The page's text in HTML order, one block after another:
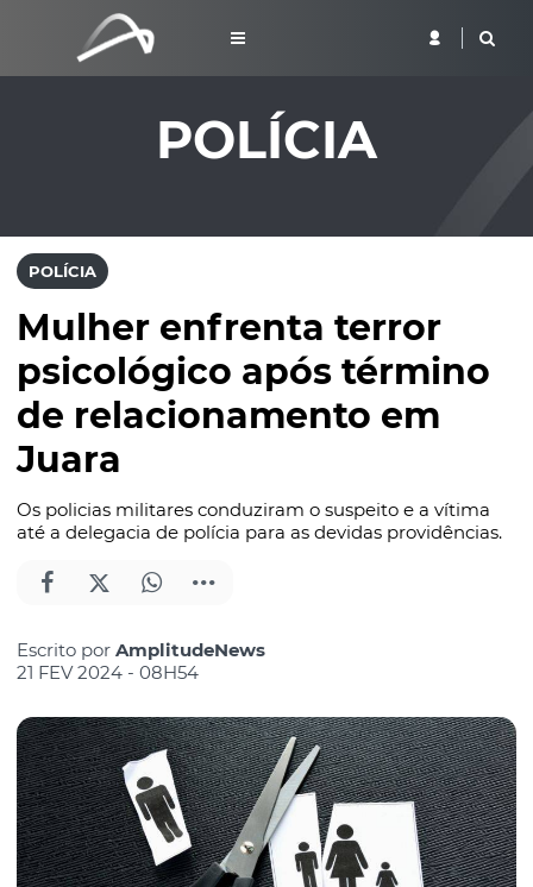
POLÍCIA
POLÍCIA
Mulher enfrenta terror
psicológico após término
de relacionamento em
Juara
Os policias militares conduziram o suspeito e a vítima
até a delegacia de polícia para as devidas providências.
Escrito por AmplitudeNews
21 FEV 2024 - 08H54